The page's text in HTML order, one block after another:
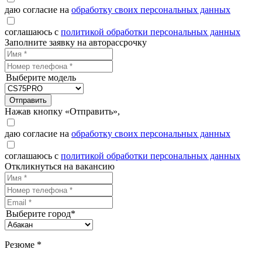
даю согласие на обработку своих персональных данных
соглашаюсь с политикой обработки персональных данных
Заполните заявку на авторассрочку
Выберите модель
Отправить
Нажав кнопку «Отправить»,
даю согласие на обработку своих персональных данных
соглашаюсь с политикой обработки персональных данных
Откликнуться на вакансию
Выберите город*
Резюме *